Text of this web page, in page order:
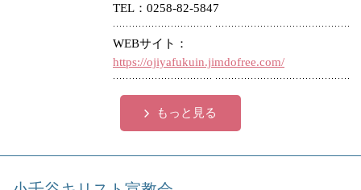
TEL 0258-82-5847
WEBサイト
https://ojiyafukuin.jimdofree.com/
もっと見る